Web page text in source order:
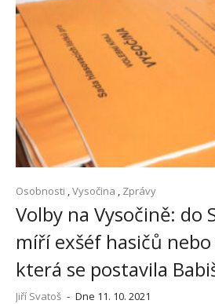
Osobnosti Vysočina Zprávy
Volby na Vysočině: do
míří exšéf hasičů
která se postavila
Jiří Svatoš - Dne 11. 10. 2021